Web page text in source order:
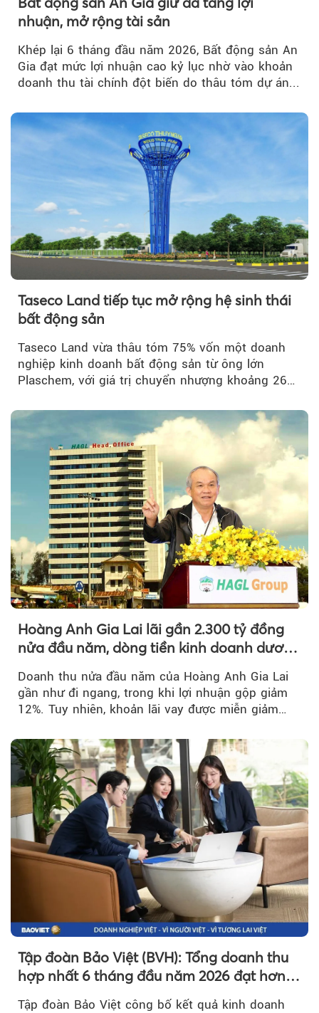
nhuận, mở rộng tài sản
Khép lại 6 tháng đầu năm 2026, Bất động sản An
Gia đạt mức lợi nhuận cao kỷ lục nhờ vào khoản
doanh thu tài chính đột biến do thâu tóm dự án...
Taseco Land tiếp tục mở rộng hệ sinh thái
bất động sản
Taseco Land vừa thâu tóm 75% vốn một doanh
nghiệp kinh doanh bất động sản từ ông lớn
Plaschem, với giá trị chuyển nhượng khoảng 262
Hoàng Anh Gia Lai lãi gần 2.300 tỷ đồng
nửa đầu năm, dòng tiền kinh doanh dương
Doanh thu nửa đầu năm của Hoàng Anh Gia Lai
gần như đi ngang, trong khi lợi nhuận gộp giảm
12%. Tuy nhiên, khoản lãi vay được miễn giảm
Tập đoàn Bảo Việt (BVH): Tổng doanh thu
hợp nhất 6 tháng đầu năm 2026 đạt hơn
32.000 tỷ đồng, tăng trưởng 9,2%
Tập đoàn Bảo Việt công bố kết quả kinh doanh